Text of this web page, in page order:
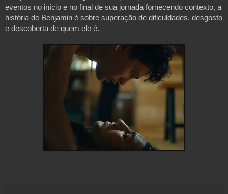
eventos no início e no final de sua jornada fornecendo contexto, a
história de Benjamin é sobre superação de dificuldades, desgosto
e descoberta de quem ele é.